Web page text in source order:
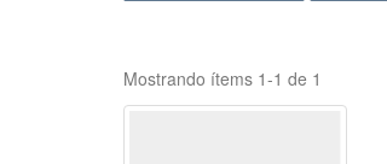
Mostrando ítems 1-1 de 1